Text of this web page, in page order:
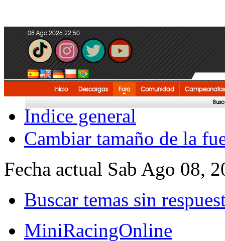
08 Ago 2026 22:50
Inicio Descargas Foro Comunidad Campeonatos
Índice general
Cambiar tamaño de la
Fecha actual Sab Ago 08,
Buscar temas sin
MiniRacingOnline